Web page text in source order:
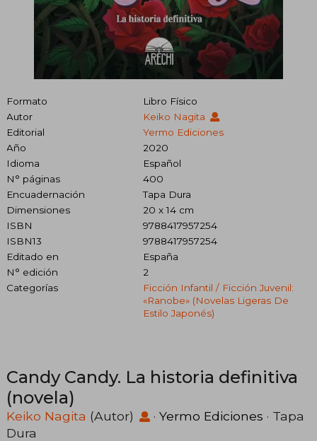
Formato
Libro Físico
Autor
Keiko Nagita
Editorial
Yermo Ediciones
Año
2020
Idioma
Español
N° páginas
400
Encuadernación
Tapa Dura
Dimensiones
20 x 14 cm
ISBN
9788417957254
ISBN13
9788417957254
Editado en
España
N° edición
2
Categorías
Ficción Infantil / Ficción Juvenil:
«ranobe» (novelas Ligeras De
Estilo Japonés)
Candy Candy. La historia definitiva
(novela)
Keiko Nagita (Autor) · Yermo Ediciones · Tapa
Dura